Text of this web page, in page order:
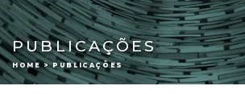
PUBLICAÇÕES
HOME > PUBLICAÇÕES